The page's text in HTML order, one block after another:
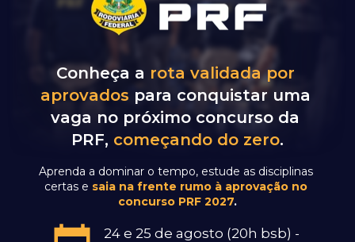
Conheça a rota validada por
aprovados para conquistar uma
vaga no próximo concurso da
PRF, começando do zero.
Aprenda a dominar o tempo, estude as disciplinas
certas e saia na frente rumo à aprovação no
concurso PRF 2027.
24 e 25 de agosto (20h bsb) -